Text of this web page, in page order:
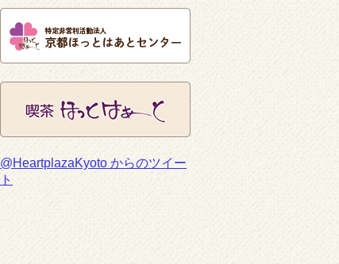
@HeartplazaKyoto からのツイー
ト